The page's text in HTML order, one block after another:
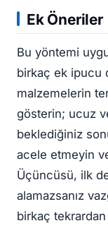
Ek Öneriler
Bu yöntemi
birkaç ek ipucu
malzemelerin
gösterin; ucuz
beklediğiniz
acele etmeyin
Üçüncüsü, ilk
alamazsanız
birkaç tekrardan